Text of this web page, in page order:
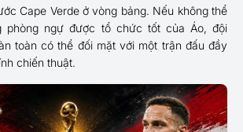
Cape Verde ở vòng bảng. Nếu không thể
phòng ngự được tổ chức tốt của Áo, đội
toàn có thể đối mặt với một trận đấu đầy
chiến thuật.